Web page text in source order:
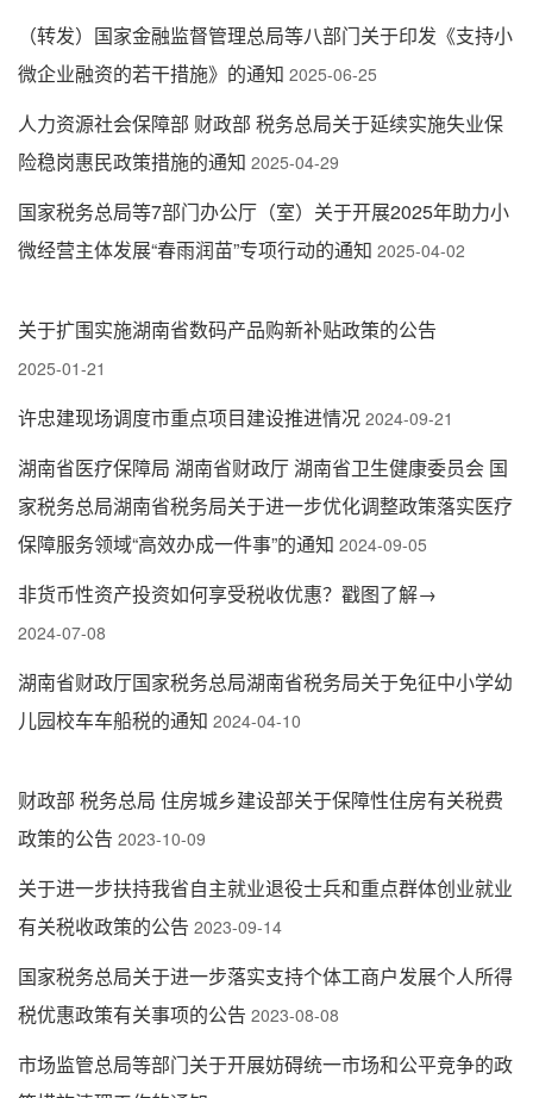
（转发）国家金融监督管理总局等八部门关于印发《支持小
微企业融资的若干措施》的通知 2025-06-25
人力资源社会保障部 财政部 税务总局关于延续实施失业保
险稳岗惠民政策措施的通知 2025-04-29
国家税务总局等7部门办公厅（室）关于开展2025年助力小
微经营主体发展“春雨润苗”专项行动的通知 2025-04-02
关于扩围实施湖南省数码产品购新补贴政策的公告
2025-01-21
许忠建现场调度市重点项目建设推进情况 2024-09-21
湖南省医疗保障局 湖南省财政厅 湖南省卫生健康委员会 国
家税务总局湖南省税务局关于进一步优化调整政策落实医疗
保障服务领域“高效办成一件事”的通知 2024-09-05
非货币性资产投资如何享受税收优惠？戳图了解→
2024-07-08
湖南省财政厅国家税务总局湖南省税务局关于免征中小学幼
儿园校车车船税的通知 2024-04-10
财政部 税务总局 住房城乡建设部关于保障性住房有关税费
政策的公告 2023-10-09
关于进一步扶持我省自主就业退役士兵和重点群体创业就业
有关税收政策的公告 2023-09-14
国家税务总局关于进一步落实支持个体工商户发展个人所得
税优惠政策有关事项的公告 2023-08-08
市场监管总局等部门关于开展妨碍统一市场和公平竞争的政